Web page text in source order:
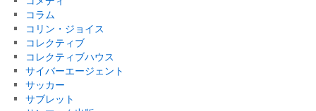
コラム
コリン・ジョイス
コレクティブ
コレクティブハウス
サイバーエージェント
サッカー
サブレット